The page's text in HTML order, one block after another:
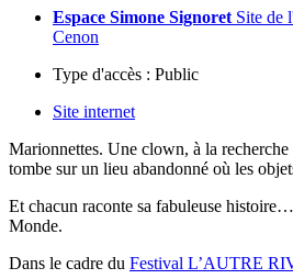
Espace Simone Signoret Site de
Cenon
Type d'accès : Public
Site internet
Marionnettes. Une clown, à la recherche
tombe sur un lieu abandonné où les
Et chacun raconte sa fabuleuse histoire…
Monde.
Dans le cadre du Festival L’AUTRE